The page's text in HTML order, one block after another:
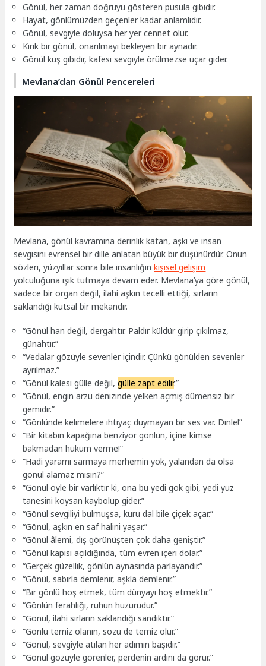
Gönül, her zaman doğruyu gösteren pusula gibidir.
Hayat, gönlümüzden geçenler kadar anlamlıdır.
Gönül, sevgiyle doluysa her yer cennet olur.
Kırık bir gönül, onarılmayı bekleyen bir aynadır.
Gönül kuş gibidir, kafesi sevgiyle örülmezse uçar gider.
Mevlana’dan Gönül Pencereleri
Mevlana, gönül kavramına derinlik katan, aşkı ve insan
sevgisini evrensel bir dille anlatan büyük bir düşünürdür. Onun
sözleri, yüzyıllar sonra bile insanlığınkişisel gelişim
yolculuğuna ışık tutmaya devam eder. Mevlana’ya göre gönül,
sadece bir organ değil, ilahi aşkın tecelli ettiği, sırların
saklandığı kutsal bir mekandır.
“Gönül han değil, dergahtır. Paldır küldür girip çıkılmaz,
günahtır.”
“Vedalar gözüyle sevenler içindir. Çünkü gönülden sevenler
ayrılmaz.”
“Gönül kalesi gülle değil,gülle zapt edilir.”
“Gönül, engin arzu denizinde yelken açmış dümensiz bir
gemidir.”
“Gönlünde kelimelere ihtiyaç duymayan bir ses var. Dinle!”
“Bir kitabın kapağına benziyor gönlün, içine kimse
bakmadan hüküm verme!”
“Hadi yaramı sarmaya merhemin yok, yalandan da olsa
gönül alamaz mısın?”
“Gönül öyle bir varlıktır ki, ona bu yedi gök gibi, yedi yüz
tanesini koysan kaybolup gider.”
“Gönül sevgiliyi bulmuşsa, kuru dal bile çiçek açar.”
“Gönül, aşkın en saf halini yaşar.”
“Gönül âlemi, dış görünüşten çok daha geniştir.”
“Gönül kapısı açıldığında, tüm evren içeri dolar.”
“Gerçek güzellik, gönlün aynasında parlayandır.”
“Gönül, sabırla demlenir, aşkla demlenir.”
“Bir gönlü hoş etmek, tüm dünyayı hoş etmektir.”
“Gönlün ferahlığı, ruhun huzurudur.”
“Gönül, ilahi sırların saklandığı sandıktır.”
“Gönlü temiz olanın, sözü de temiz olur.”
“Gönül, sevgiyle atılan her adımın başıdır.”
“Gönül gözüyle görenler, perdenin ardını da görür.”